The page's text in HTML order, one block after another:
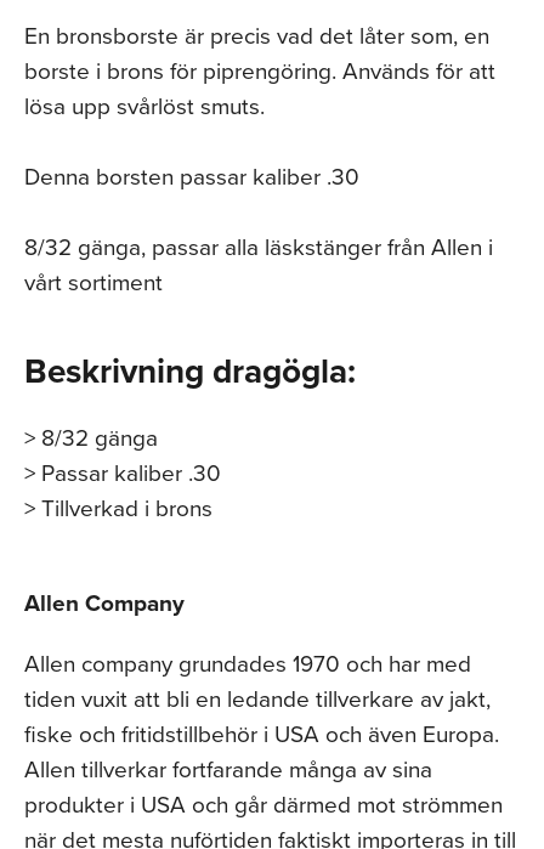
En bronsborste är precis vad det låter som, en
borste i brons för piprengöring. Används för att
lösa upp svårlöst smuts.
Denna borsten passar kaliber .30
8/32 gänga, passar alla läskstänger från Allen i
vårt sortiment
Beskrivning dragögla:
> 8/32 gänga
> Passar kaliber .30
> Tillverkad i brons
Allen Company
Allen company grundades 1970 och har med
tiden vuxit att bli en ledande tillverkare av jakt,
fiske och fritidstillbehör i USA och även Europa.
Allen tillverkar fortfarande många av sina
produkter i USA och går därmed mot strömmen
när det mesta nuförtiden faktiskt importeras in till